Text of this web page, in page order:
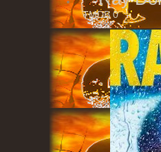
TMDB0